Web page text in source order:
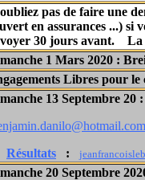
pas de faire une
en assurances ...)
30 jours avant. La
1 Mars 2020 :
Libres pour
13 Septembre 20
Résultats :
20 Septembre